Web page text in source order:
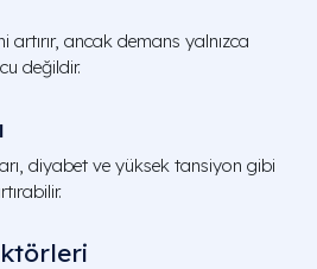
artırır, ancak demans yalnızca
değildir.
diyabet ve yüksek tansiyon gibi